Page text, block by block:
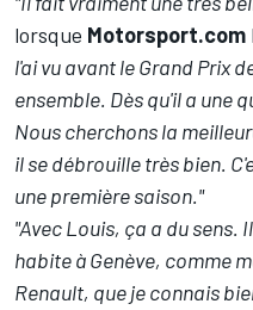
lorsque Motorsport.com
l'ai vu avant le Grand Prix
ensemble. Dès qu'il a une
Nous cherchons la
il se débrouille très bien.
une première saison."
"Avec Louis, ça a du sens.
habite à Genève, comme
Renault, que je connais